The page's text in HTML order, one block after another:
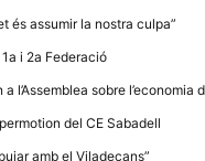
és assumir la nostra culpa”
i 2a Federació
l’Assemblea sobre l’economia
del CE Sabadell
amb el Viladecans”
d'usuari
nostre lloc
dades en el